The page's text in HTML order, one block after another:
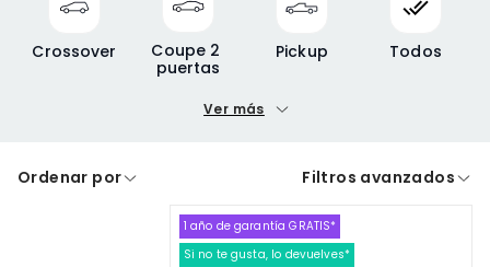
Crossover
Coupe 2
puertas
Pickup Todos
Precio máximo
A crédito De contado
Cdmx y Edo Mex Querétaro
Ver más
Ordenar por Filtros avanzados
1 año de garantía GRATIS*
Si no te gusta, lo devuelves*